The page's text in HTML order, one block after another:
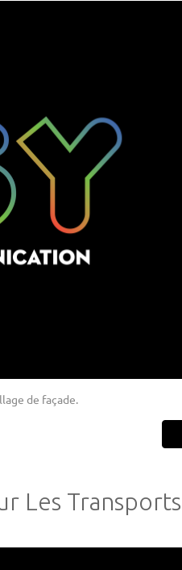
de façade.
Les Transports